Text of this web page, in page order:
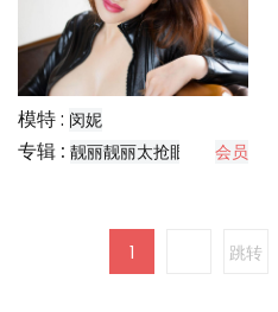
模特 : 闵妮
专辑 : 靓丽靓丽太抢眼~ 会员
1 跳转